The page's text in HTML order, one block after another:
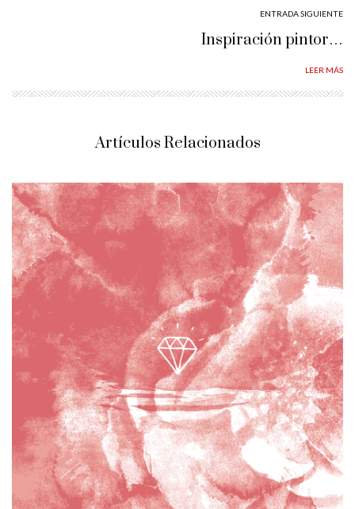
ENTRADA SIGUIENTE
Inspiración pintor…
LEER MÁS
Artículos Relacionados